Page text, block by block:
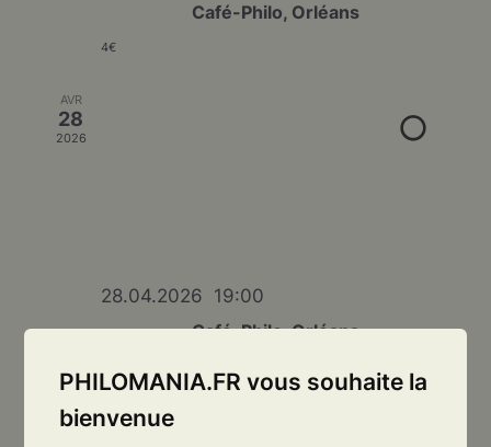
Café-Philo, Orléans
4€
AVR
28
2026
28.04.2026‎ ‎ 19:00
Café-Philo, Orléans
PHILOMANIA.FR vous souhaite la
bienvenue